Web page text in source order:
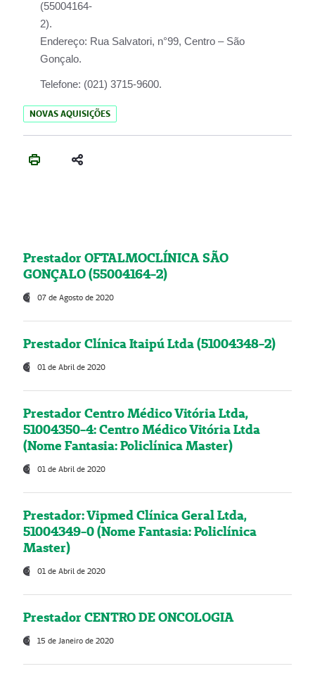
(55004164-
2).
Endereço: Rua Salvatori, n°99, Centro – São
Gonçalo.
Telefone: (021) 3715-9600.
NOVAS AQUISIÇÕES
Prestador OFTALMOCLÍNICA SÃO
GONÇALO (55004164-2)
07 de Agosto de 2020
Prestador Clínica Itaipú Ltda (51004348-2)
01 de Abril de 2020
Prestador Centro Médico Vitória Ltda,
51004350-4: Centro Médico Vitória Ltda
(Nome Fantasia: Policlínica Master)
01 de Abril de 2020
Prestador: Vipmed Clínica Geral Ltda,
51004349-0 (Nome Fantasia: Policlínica
Master)
01 de Abril de 2020
Prestador CENTRO DE ONCOLOGIA
15 de Janeiro de 2020